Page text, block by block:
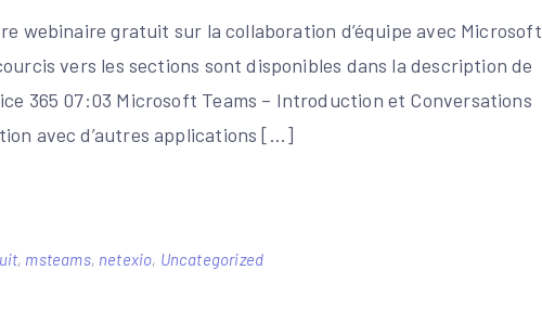
webinaire gratuit sur la collaboration d’équipe avec Microsoft
vers les sections sont disponibles dans la description de
365 07:03 Microsoft Teams – Introduction et Conversations
avec d’autres applications […]
, msteams, netexio, Uncategorized